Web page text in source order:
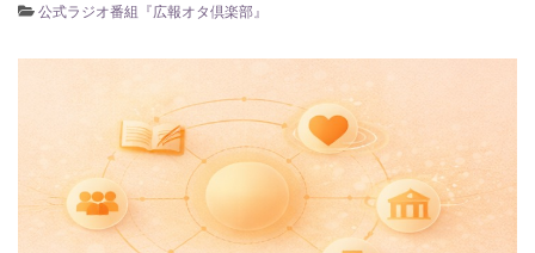
公式ラジオ番組『広報オタ倶楽部』